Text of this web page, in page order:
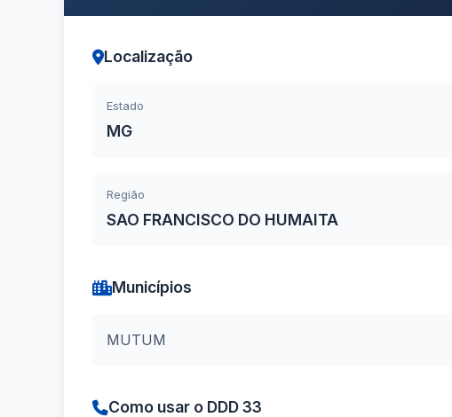
Localização
Estado
MG
Região
SAO FRANCISCO DO HUMAITA
Municípios
MUTUM
Como usar o DDD 33